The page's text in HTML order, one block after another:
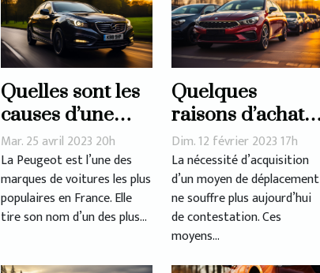
Quelles sont les
causes d’une
panne de
démarrage chez
la Peugeot 308 ?
Mar. 25 avril 2023 20h
La Peugeot est l’une des
marques de voitures les plus
populaires en France. Elle
tire son nom d’un des plus...
Quelques
raisons d’achat
d’une voiture
d’occasion
Dim. 12 février 2023 17h
La nécessité d’acquisition
d’un moyen de déplacement
ne souffre plus aujourd’hui
de contestation. Ces
moyens...